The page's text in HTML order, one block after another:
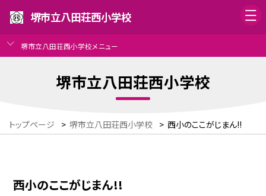
堺市立八田荘西小学校
堺市立八田荘西小学校メニュー
堺市立八田荘西小学校
トップページ > 堺市立八田荘西小学校 > 西小のここがじまん!!
西小のここがじまん!!